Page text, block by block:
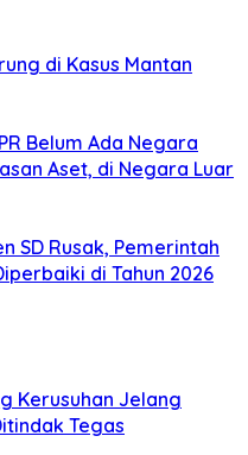
di Kasus Mantan
Belum Ada Negara
Aset, di Negara Luar
SD Rusak, Pemerintah
di Tahun 2026
Kerusuhan Jelang
Tegas